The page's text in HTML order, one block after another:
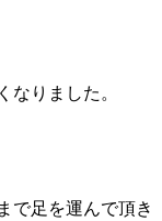
なりました。
で足を運んで頂き